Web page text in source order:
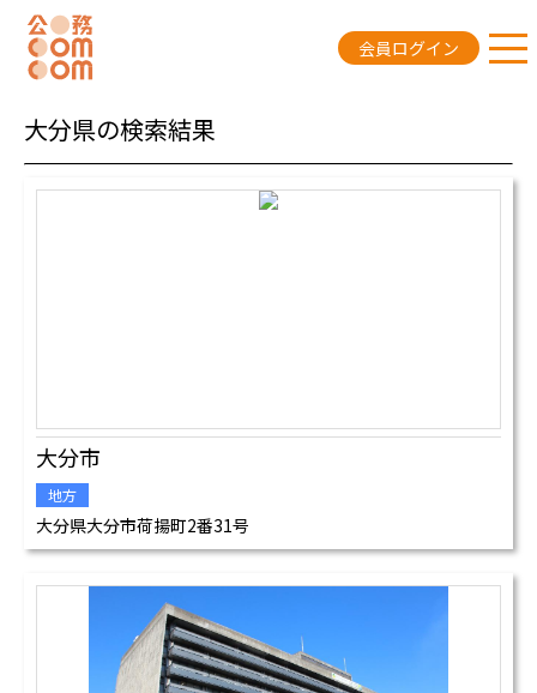
会員ログイン
大分県の検索結果
大分市
地方
大分県大分市荷揚町2番31号